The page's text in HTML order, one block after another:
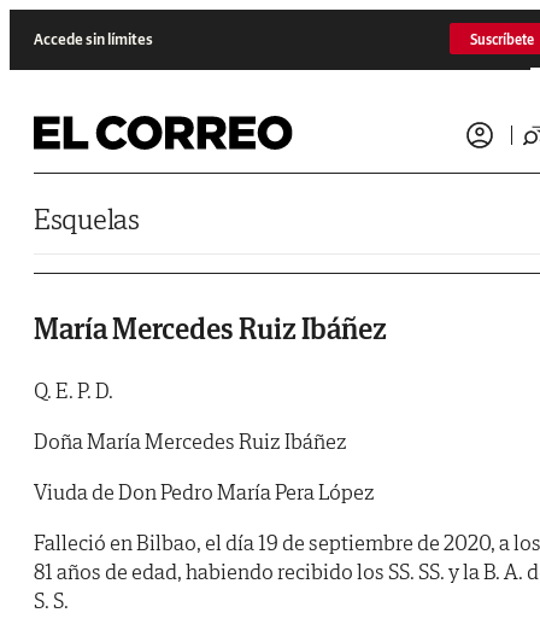
Accede sin límites Suscríbete
Esquelas
María Mercedes Ruiz Ibáñez
Q. E. P. D.
Doña María Mercedes Ruiz Ibáñez
Viuda de Don Pedro María Pera López
Falleció en Bilbao, el día 19 de septiembre de 2020, a los
81 años de edad, habiendo recibido los SS. SS. y la B. A.
S. S.